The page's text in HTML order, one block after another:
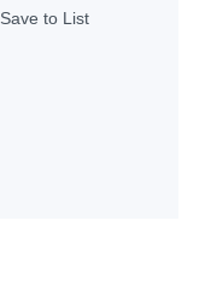
Save to List